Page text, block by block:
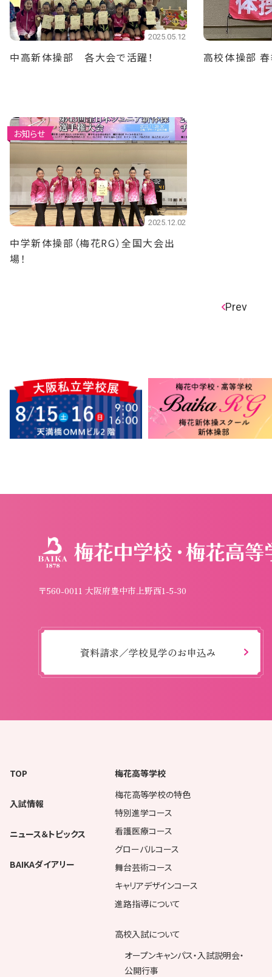
2025.05.12
中高新体操部 各大会で活躍！ 高校体操部
お知らせ
2025.12.02
中学新体操部（梅花RG）全国大会出
場！
Prev
〒560-0011 大阪府豊中市上野西1-5-30
資料請求／学校見学のお申込み
TOP
入試情報
ニュース＆トピックス
BAIKAダイアリー
梅花高等学校
梅花高等学校の特色
特別進学コース
看護医療コース
グローバルコース
舞台芸術コース
キャリアデザインコース
進路指導について
高校入試について
オープンキャンパス・入試説明会・
公開行事